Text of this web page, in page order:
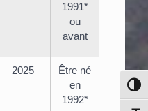
1991*
ou
avant
2025
Être né
en
1992*